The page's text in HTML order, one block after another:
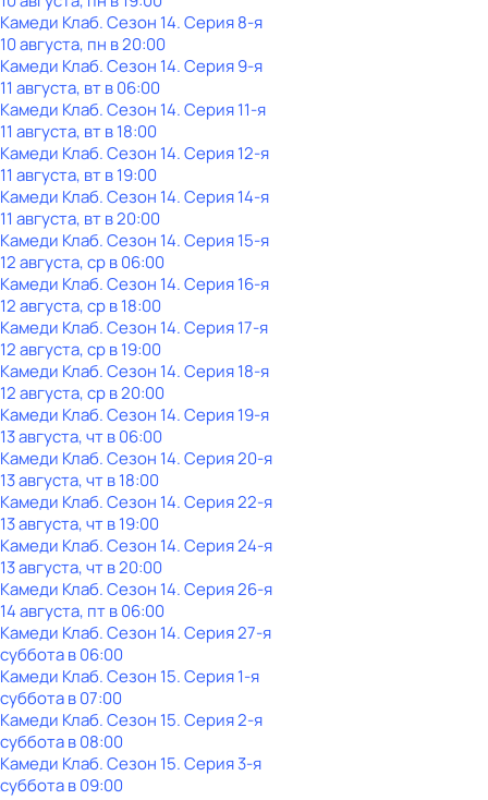
Камеди Клаб. Сезон 14. Серия 8-я
10 августа, пн в 20:00
Камеди Клаб. Сезон 14. Серия 9-я
11 августа, вт в 06:00
Камеди Клаб. Сезон 14. Серия 11-я
11 августа, вт в 18:00
Камеди Клаб. Сезон 14. Серия 12-я
11 августа, вт в 19:00
Камеди Клаб. Сезон 14. Серия 14-я
11 августа, вт в 20:00
Камеди Клаб. Сезон 14. Серия 15-я
12 августа, ср в 06:00
Камеди Клаб. Сезон 14. Серия 16-я
12 августа, ср в 18:00
Камеди Клаб. Сезон 14. Серия 17-я
12 августа, ср в 19:00
Камеди Клаб. Сезон 14. Серия 18-я
12 августа, ср в 20:00
Камеди Клаб. Сезон 14. Серия 19-я
13 августа, чт в 06:00
Камеди Клаб. Сезон 14. Серия 20-я
13 августа, чт в 18:00
Камеди Клаб. Сезон 14. Серия 22-я
13 августа, чт в 19:00
Камеди Клаб. Сезон 14. Серия 24-я
13 августа, чт в 20:00
Камеди Клаб. Сезон 14. Серия 26-я
14 августа, пт в 06:00
Камеди Клаб. Сезон 14. Серия 27-я
субботав06:00
Камеди Клаб. Сезон 15. Серия 1-я
субботав07:00
Камеди Клаб. Сезон 15. Серия 2-я
субботав08:00
Камеди Клаб. Сезон 15. Серия 3-я
субботав09:00